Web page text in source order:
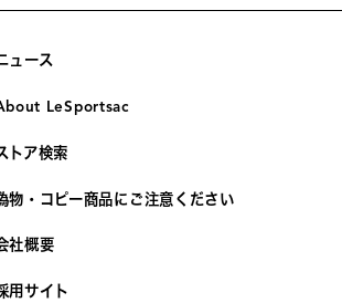
ュース
LeSportsac
トア検索
物・コピー商品にご注意ください
社概要
用サイト